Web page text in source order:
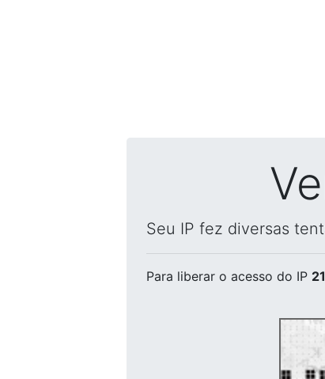
Seu IP fez diversas
Para liberar o acesso do IP